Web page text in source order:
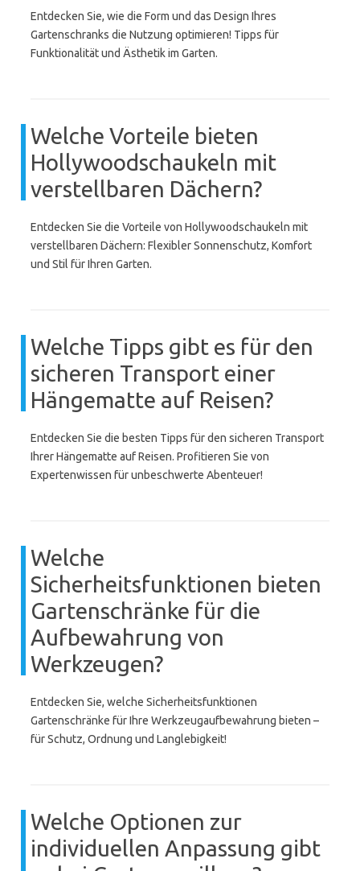
Entdecken Sie, wie die Form und das Design Ihres
Gartenschranks die Nutzung optimieren! Tipps für
Funktionalität und Ästhetik im Garten.
Welche Vorteile bieten
Hollywoodschaukeln mit
verstellbaren Dächern?
Entdecken Sie die Vorteile von Hollywoodschaukeln mit
verstellbaren Dächern: Flexibler Sonnenschutz, Komfort
und Stil für Ihren Garten.
Welche Tipps gibt es für den
sicheren Transport einer
Hängematte auf Reisen?
Entdecken Sie die besten Tipps für den sicheren Transport
Ihrer Hängematte auf Reisen. Profitieren Sie von
Expertenwissen für unbeschwerte Abenteuer!
Welche
Sicherheitsfunktionen bieten
Gartenschränke für die
Aufbewahrung von
Werkzeugen?
Entdecken Sie, welche Sicherheitsfunktionen
Gartenschränke für Ihre Werkzeugaufbewahrung bieten –
für Schutz, Ordnung und Langlebigkeit!
Welche Optionen zur
individuellen Anpassung gibt